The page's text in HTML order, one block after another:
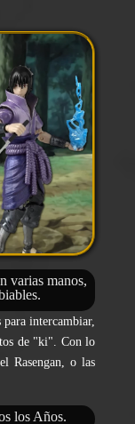
varias manos,
intercambiar,
de "ki". Con lo
Rasengan, o las
los Años.